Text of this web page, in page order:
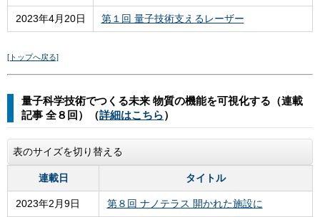
2023年4月20日 第１回 量子技術支えるレーザー
[トップへ戻る]
量子科学技術でつくる未来 物質の機能を可視化する（連載
記事 全８回）（詳細はこちら）
表のサイズを切り替える
連載日 タイトル
2023年2月9日 第８回 ナノテラス 開かれた施設に